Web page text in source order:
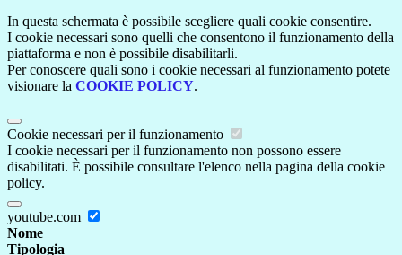
In questa schermata è possibile scegliere quali cookie consentire.
I cookie necessari sono quelli che consentono il funzionamento della
piattaforma e non è possibile disabilitarli.
Per conoscere quali sono i cookie necessari al funzionamento potete
visionare la COOKIE POLICY.
Cookie necessari per il funzionamento
I cookie necessari per il funzionamento non possono essere
disabilitati. È possibile consultare l'elenco nella pagina della cookie
policy.
youtube.com
Nome
Tipologia